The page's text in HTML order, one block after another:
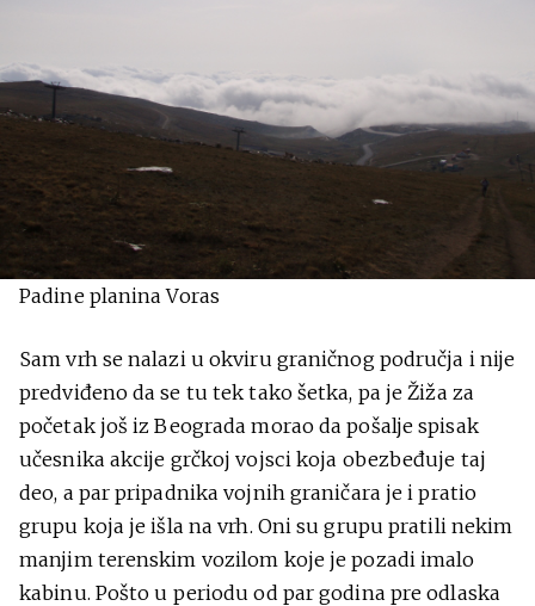
Padine planina Voras
Sam vrh se nalazi u okviru graničnog područja i nije
predviđeno da se tu tek tako šetka, pa je Žiža za
početak još iz Beograda morao da pošalje spisak
učesnika akcije grčkoj vojsci koja obezbeđuje taj
deo, a par pripadnika vojnih graničara je i pratio
grupu koja je išla na vrh. Oni su grupu pratili nekim
manjim terenskim vozilom koje je pozadi imalo
kabinu. Pošto u periodu od par godina pre odlaska